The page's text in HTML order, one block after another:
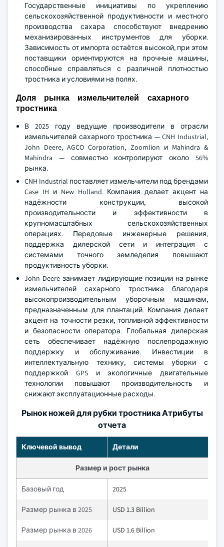
Государственные инициативы по укреплению
сельскохозяйственной продуктивности и местного
производства сахара способствуют внедрению
механизированных инструментов для уборки.
Зависимость от импорта остаётся высокой, при этом
поставщики ориентируются на прочные машины,
способные справляться с различной плотностью
тростника и условиями на полях.
Доля рынка измельчителей сахарного
тростника
В 2025 году ведущие производители в отрасли
измельчителей сахарного тростника — CNH Industrial,
John Deere, AGCO Corporation, Zoomlion и Mahindra &
Mahindra — совместно контролируют около 56%
рынка.
CNH Industrial поставляет измельчители под брендами
Case IH и New Holland. Компания делает акцент на
надёжности конструкции, высокой
производительности и эффективности в
крупномасштабных сельскохозяйственных
операциях. Передовые инженерные решения,
поддержка дилерской сети и интеграция с
системами точного земледелия повышают
продуктивность уборки.
John Deere занимает лидирующие позиции на рынке
измельчителей сахарного тростника благодаря
высокопроизводительным уборочным машинам,
предназначенным для плантаций. Компания делает
акцент на точности резки, топливной эффективности
и безопасности оператора. Глобальная дилерская
сеть обеспечивает надёжную послепродажную
поддержку и обслуживание. Инвестиции в
интеллектуальную технику, системы уборки с
поддержкой GPS и экологичные двигательные
технологии повышают производительность и
снижают эксплуатационные расходы.
Рынок ножей для рубки тростника Атрибуты
отчета
Ключевой вывод Детали
Размер и рост рынка
Базовый год 2025
Размер рынка в 2025 USD 1.3 Billion
Размер рынка в 2026 USD 1.6 Billion